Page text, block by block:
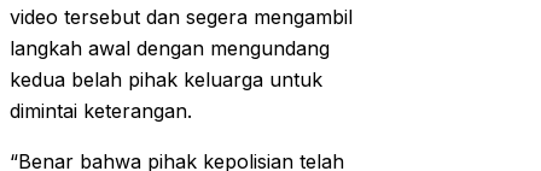
video tersebut dan segera mengambil
langkah awal dengan mengundang
kedua belah pihak keluarga untuk
dimintai keterangan.
“Benar bahwa pihak kepolisian telah